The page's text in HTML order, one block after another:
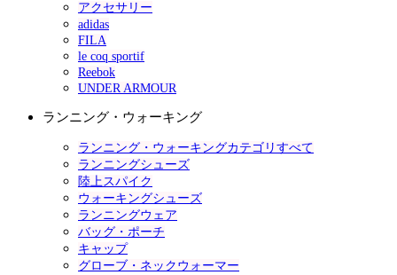
アクセサリー
adidas
FILA
le coq sportif
Reebok
UNDER ARMOUR
ランニング・ウォーキング
ランニング・ウォーキングカテゴリすべて
ランニングシューズ
陸上スパイク
ウォーキングシューズ
ランニングウェア
バッグ・ポーチ
キャップ
グローブ・ネックウォーマー